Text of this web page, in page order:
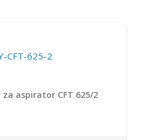
aspirator CFT 625/2